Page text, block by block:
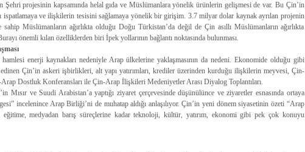
Şehri projesinin kapsamında helal gıda ve Müslümanlara yönelik ürünlerin gelişmesi de var. Bu Çin’in
ispatlamaya ve ilişkilerin tesisini sağlamaya yönelik bir girişim. 3.7 milyar dolar kaynak ayrılan projenin
sahip Müslümanların ağırlıkta olduğu Doğu Türkistan’da değil de Çin asıllı Müslümanların ağırlıkta
önemli kılan özelliklerden biri İpek yollarının bağlantı noktasında bulunması.
enerji kaynakları nedeniyle Arap ülkelerine yaklaşmasının da nedeni. Ekonomide olduğu gibi
Çin’in askeri işbirlikleri, alt yapı yatırımları, krediler üzerinden kurduğu ilişkilerin meyvesi, Çin-
Dostluk Konferansları ile Çin-Arap İlişkileri Medeniyetler Arası Diyalog Toplantıları.
Mısır ve Suudi Arabistan’a yaptığı ziyaret çerçevesinde düşünülünce ve ziyaretler esnasında ortaya
incelenince Arap Birliği’ni de muhatap aldığı anlaşılıyor. Çin’in yeni dönem siyasetinin özeti “Arap
eğitime, medyadan barış süreçlerine kadar teknoloji, kültür, yatırım, ekonomi gibi pek çok konuyu